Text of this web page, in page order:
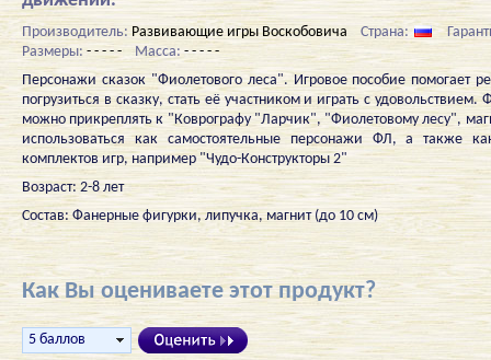
Производитель: Развивающие игры Воскобовича Страна:
Размеры: - - - - - Масса: - - - - -
Персонажи сказок "Фиолетового леса". Игровое пособие помогает
погрузиться в сказку, стать её участником и играть с
можно прикреплять к "Коврографу "Ларчик", "Фиолетовому лесу",
использоваться как самостоятельные персонажи ФЛ, а также
комплектов игр, например "Чудо-Конструкторы 2"
Возраст: 2-8 лет
Состав: Фанерные фигурки, липучка, магнит (до 10 см)
Как Вы оцениваете этот продукт?